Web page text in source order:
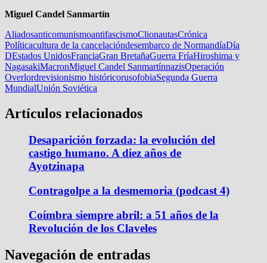
Miguel Candel Sanmartín
AliadosanticomunismoantifascismoClionautasCrónica
Políticacultura de la cancelacióndesembarco de NormandíaDía
DEstados UnidosFranciaGran BretañaGuerra FríaHiroshima y
NagasakiMacronMiguel Candel SanmartínnazisOperación
Overlordrevisionismo históricorusofobiaSegunda Guerra
MundialUnión Soviética
Artículos relacionados
Desaparición forzada: la evolución del
castigo humano. A diez años de
Ayotzinapa
Contragolpe a la desmemoria (podcast 4)
Coímbra siempre abril: a 51 años de la
Revolución de los Claveles
Navegación de entradas